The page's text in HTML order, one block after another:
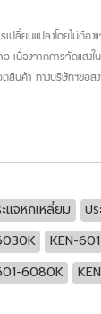
ปลี่ยนแปลงโดยไม่ต้องแ
เนื่องจากการจัดแสงใ
สินค้า ทางบริษัทฯขอส
แจหกเหลี่ยม
ป
KEN-
6080K